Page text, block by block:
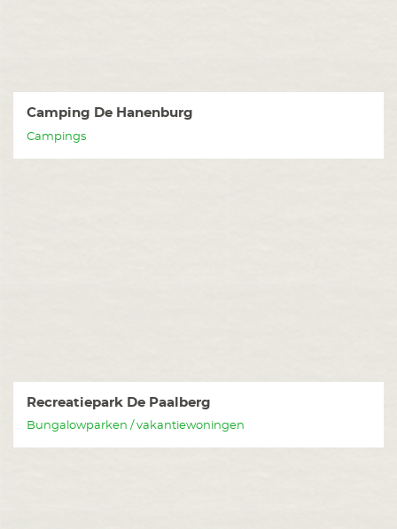
Camping De Hanenburg
Campings
Recreatiepark De Paalberg
Bungalowparken / vakantiewoningen